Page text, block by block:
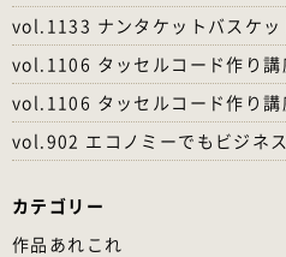
vol.1133 ナンタケットバスケッ
vol.1106 タッセルコード作り講
vol.1106 タッセルコード作り講
vol.902 エコノミーでもビジネ
カテゴリー
作品あれこれ